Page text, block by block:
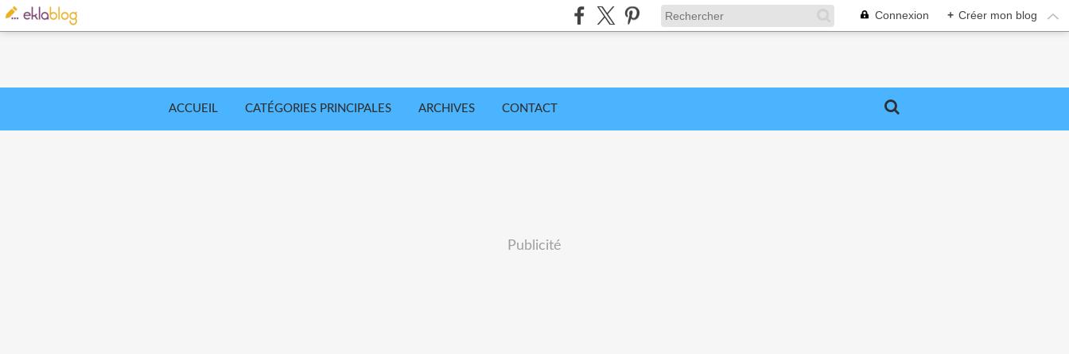
Connexion + Créer mon blog
ACCUEIL CATÉGORIES PRINCIPALES ARCHIVES CONTACT
Publicité